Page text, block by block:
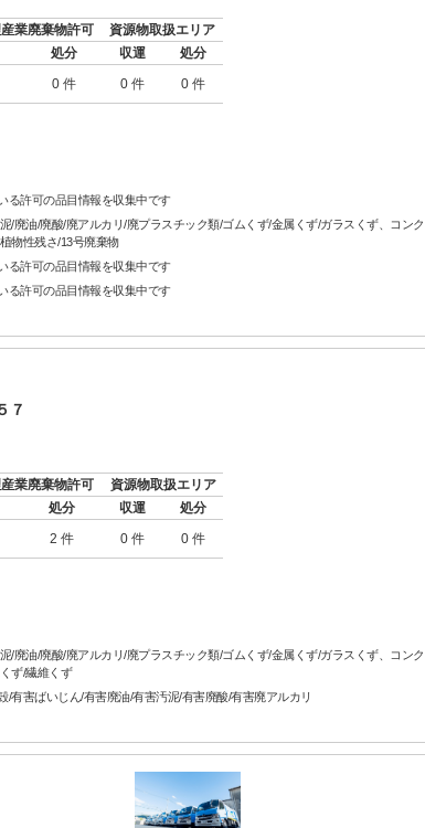
業廃棄物許可
資源物取扱エリア
処分 収運
処分
0 件 0 件 0 件
る許可の品目情報を収集中です
/廃油/廃酸/廃アルカリ/廃プラスチック類/ゴムくず/金属くず/ガラスくず、コン
物性残さ/13号廃棄物
る許可の品目情報を収集中です
る許可の品目情報を収集中です
７
業廃棄物許可
資源物取扱エリア
処分 収運
処分
2 件 0 件 0 件
/廃油/廃酸/廃アルカリ/廃プラスチック類/ゴムくず/金属くず/ガラスくず、コン
ず/繊維くず
/有害ばいじん/有害廃油/有害汚泥/有害廃酸/有害廃アルカリ